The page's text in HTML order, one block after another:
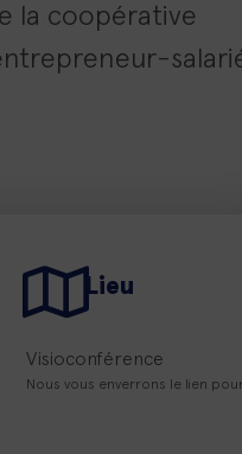
la coopérative
Lieu
Visioconférence
Nous vous enverrons le lien